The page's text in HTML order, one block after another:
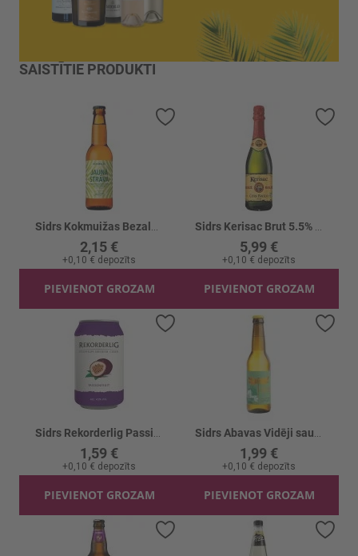
SAISTĪTIE PRODUKTI
2,15 €
+0,10 € depozīts
PIEVIENOT GROZAM
Pievienot vēlmju sarakstam
5,99 €
+0,10 € depozīts
PIEVIENOT GROZAM
1,59 €
+0,10 € depozīts
PIEVIENOT GROZAM
Pievienot vēlmju sarakstam
1,99 €
+0,10 € depozīts
PIEVIENOT GROZAM
Pievienot vēlmju sarakstam